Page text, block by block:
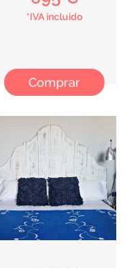
*IVA incluido
Comprar